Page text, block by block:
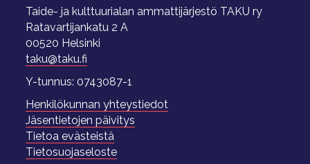
Taide- ja kulttuurialan ammattijärjestö TAKU ry
Ratavartijankatu 2 A
00520 Helsinki
taku@taku.fi
Y-tunnus: 0743087-1
Henkilökunnan yhteystiedot
Jäsentietojen päivitys
Tietoa evästeistä
Tietosuojaseloste